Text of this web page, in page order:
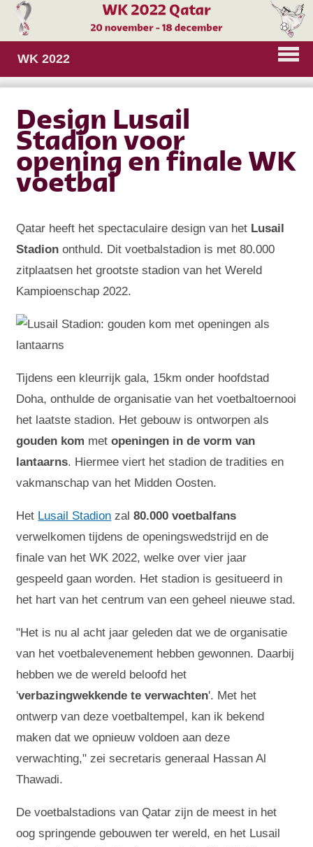
WK 2022
Design Lusail
Stadion voor
opening en finale WK
voetbal
Qatar heeft het spectaculaire design van het Lusail
Stadion onthuld. Dit voetbalstadion is met 80.000
zitplaatsen het grootste stadion van het Wereld
Kampioenschap 2022.
Tijdens een kleurrijk gala, 15km onder hoofdstad
Doha, onthulde de organisatie van het voetbaltoernooi
het laatste stadion. Het gebouw is ontworpen als
gouden kom metopeningen in de vorm van
lantaarns. Hiermee viert het stadion de tradities en
vakmanschap van het Midden Oosten.
Het Lusail Stadion zal80.000 voetbalfans
verwelkomen tijdens de openingswedstrijd en de
finale van het WK 2022, welke over vier jaar
gespeeld gaan worden. Het stadion is gesitueerd in
het hart van het centrum van een geheel nieuwe stad.
"Het is nu al acht jaar geleden dat we de organisatie
van het voetbalevenement hebben gewonnen. Daarbij
hebben we de wereld beloofd het
'verbazingwekkende te verwachten'. Met het
ontwerp van deze voetbaltempel, kan ik bekend
maken dat we opnieuw voldoen aan deze
verwachting," zei secretaris generaal Hassan Al
Thawadi.
De voetbalstadions van Qatar zijn de meest in het
oog springende gebouwen ter wereld, en het Lusail